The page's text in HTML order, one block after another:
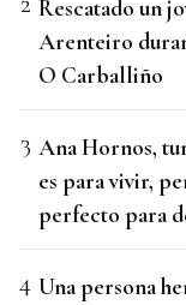
Rescatado un
Arenteiro
O Carballiño
Ana Hornos,
es para vivir,
perfecto para
Una persona